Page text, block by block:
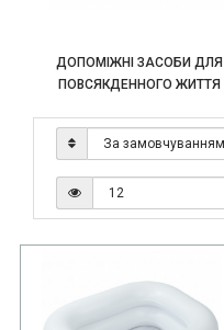
ДОПОМІЖНІ ЗАСОБИ ДЛЯ
ПОВСЯКДЕННОГО ЖИТТЯ